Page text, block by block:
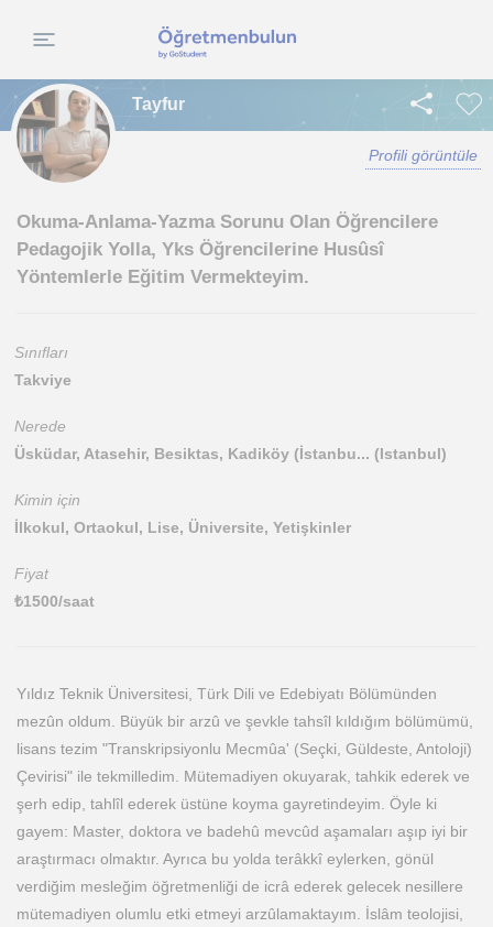
Tayfur
Profili görüntüle
Okuma-Anlama-Yazma Sorunu Olan Öğrencilere
Pedagojik Yolla, Yks Öğrencilerine Husûsî
Yöntemlerle Eğitim Vermekteyim.
Sınıfları
Takviye
Nerede
Üsküdar, Atasehir, Besiktas, Kadiköy (İstanbu... (Istanbul)
Kimin için
İlkokul, Ortaokul, Lise, Üniversite, Yetişkinler
Fiyat
₺1500/saat
Yıldız Teknik Üniversitesi, Türk Dili ve Edebiyatı Bölümünden
mezûn oldum. Büyük bir arzû ve şevkle tahsîl kıldığım bölümümü,
lisans tezim "Transkripsiyonlu Mecmûa' (Seçki, Güldeste, Antoloji)
Çevirisi" ile tekmilledim. Mütemadiyen okuyarak, tahkik ederek ve
şerh edip, tahlîl ederek üstüne koyma gayretindeyim. Öyle ki
gayem: Master, doktora ve badehû mevcûd aşamaları aşıp iyi bir
araştırmacı olmaktır. Ayrıca bu yolda terâkkî eylerken, gönül
verdiğim mesleğim öğretmenliği de icrâ ederek gelecek nesillere
mütemadiyen olumlu etki etmeyi arzûlamaktayım. İslâm teolojisi,